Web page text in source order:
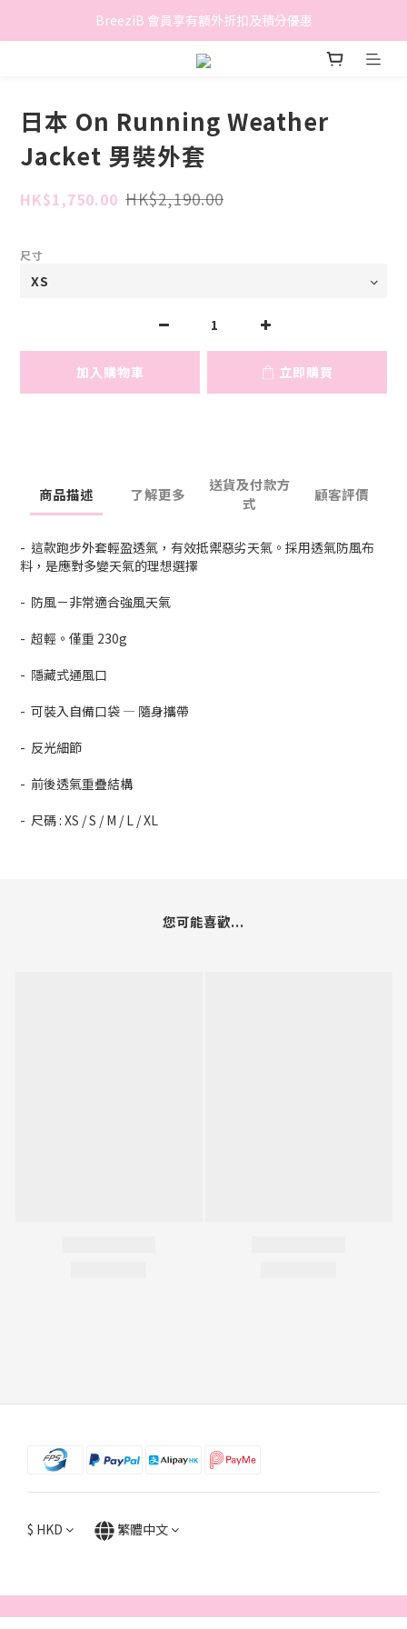
香港地區滿$500免費送貨 (離島區及偏遠地區除外)
BreeziB 會員享有額外折扣及積分優惠
香港地區滿$500免費送貨 (離島區及偏遠地區除外)
日本 On Running Weather
Jacket 男裝外套
HK$1,750.00 HK$2,190.00
尺寸
加入購物車 立即購買
商品描述 了解更多
送貨及付款方
式
顧客評價
- 這款跑步外套輕盈透氣，有效抵禦惡劣天氣。採用透氣防風布
料，是應對多變天氣的理想選擇
- 防風－非常適合強風天氣
- 超輕。僅重 230g
- 隱藏式通風口
- 可裝入自備口袋 — 隨身攜帶
- 反光細節
- 前後透氣重疊結構
- 尺碼 : XS / S / M / L / XL
您可能喜歡...
$ HKD 繁體中文